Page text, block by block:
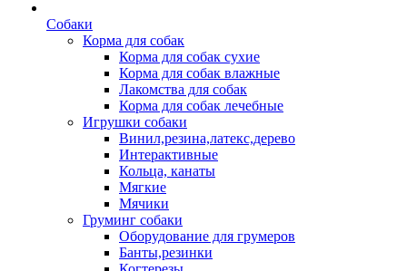
Собаки
Корма для собак
Корма для собак сухие
Корма для собак влажные
Лакомства для собак
Корма для собак лечебные
Игрушки собаки
Винил,резина,латекс,дерево
Интерактивные
Кольца, канаты
Мягкие
Мячики
Груминг собаки
Оборудование для грумеров
Банты,резинки